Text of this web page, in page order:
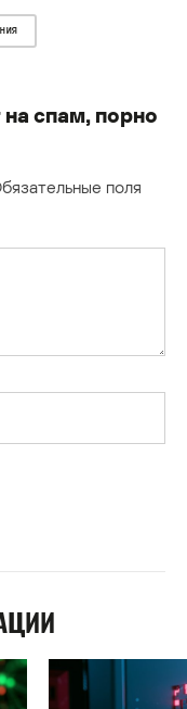
спам, порно
поля